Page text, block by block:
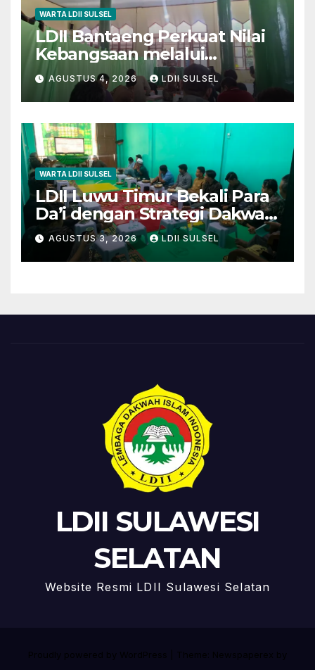
WARTA LDII SULSEL
LDII Bantaeng Perkuat Nilai
Kebangsaan melalui
Pengajian Rutin
AGUSTUS 4, 2026 LDII SULSEL
WARTA LDII SULSEL
LDII Luwu Timur Bekali Para
Da’i dengan Strategi Dakwah
dan Kewirausahaan untuk
Wujudkan Kemandirian
AGUSTUS 3, 2026 LDII SULSEL
LDII SULAWESI
SELATAN
Website Resmi LDII Sulawesi Selatan
Proudly powered by WordPress
Theme: Newspaperex by